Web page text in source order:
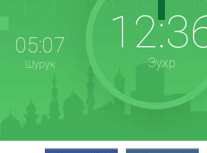
05:07
Шурук Зухр